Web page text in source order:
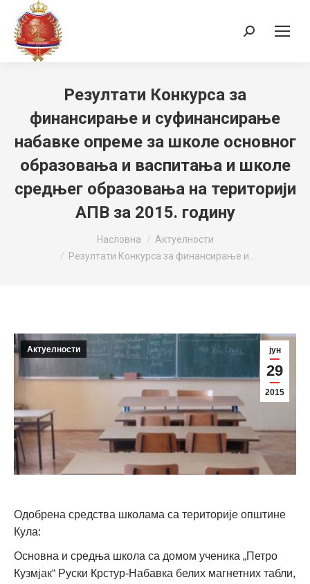
Search:
Резултати Конкурса за
финансирање и суфинансирање
набавке опреме за школе основног
образовања и васпитања и школе
средњег образовања на територији
АПВ за 2015. годину
Насловна
Актуелности
Резултати Конкурса за финансирање и…
јун
29
2015
Актуелности
Одобрена средства школама са територије општине
Кула:
Основна и средња школа са домом ученика „Петро
Кузмјак“ Руски Крстур-Набавка белих магнетних табли,